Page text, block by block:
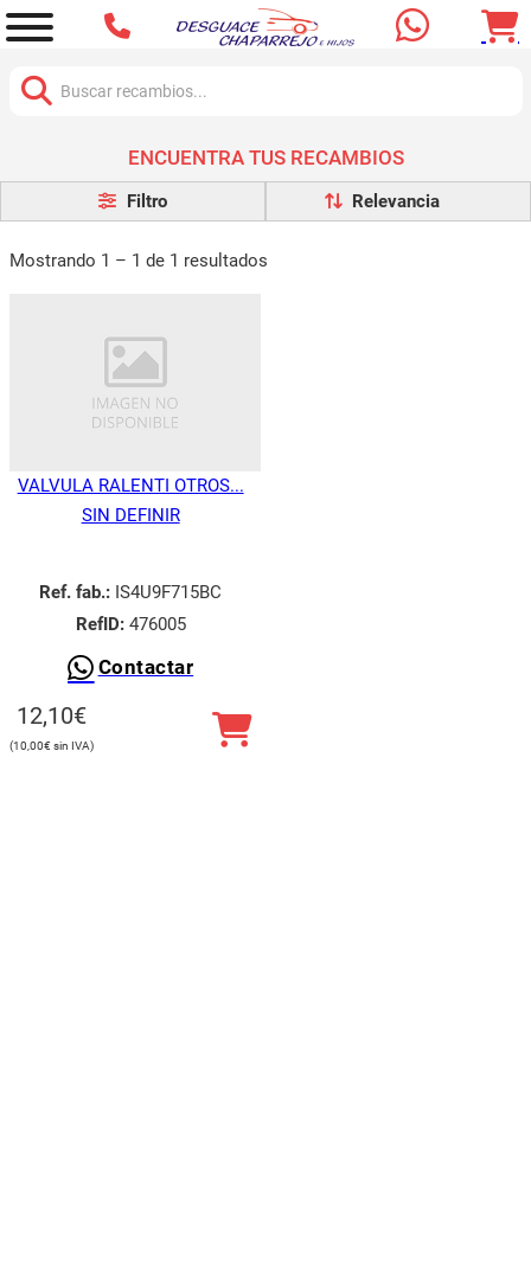
ENCUENTRA TUS RECAMBIOS
Filtro
Mostrando 1 – 1 de 1 resultados
VALVULA RALENTI OTROS...
SIN DEFINIR
Ref. fab.: IS4U9F715BC
RefID:476005
Contactar
12,10€
10,00€